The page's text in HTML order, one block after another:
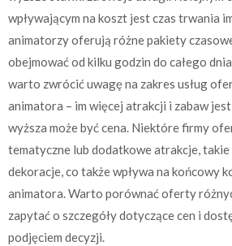
wpływającym na koszt jest czas trwania
animatorzy oferują różne pakiety
obejmować od kilku godzin do całego
warto zwrócić uwagę na zakres usług
animatora – im więcej atrakcji i zabaw
wyższa może być cena. Niektóre firmy
tematyczne lub dodatkowe atrakcje,
dekoracje, co także wpływa na końcowy
animatora. Warto porównać oferty
zapytać o szczegóły dotyczące cen i
podjęciem decyzji.